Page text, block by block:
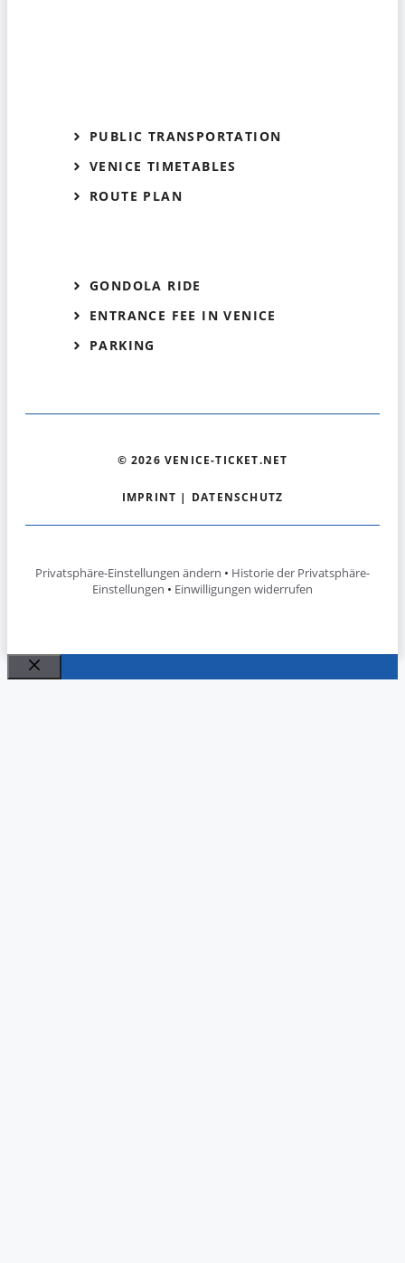
PUBLIC TRANSPORTATION
VENICE TIMETABLES
ROUTE PLAN
GONDOLA RIDE
ENTRANCE FEE IN VENICE
PARKING
© 2026 VENICE-TICKET.NET
IMPRINT | DATENSCHUTZ
Privatsphäre-Einstellungen ändern • Historie der Privatsphäre-
Einstellungen • Einwilligungen widerrufen
Close